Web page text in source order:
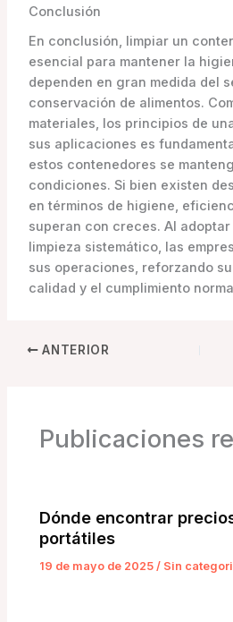
Conclusión
En conclusión, limpiar un
esencial para mantener la
dependen en gran medida del
conservación de alimentos.
materiales, los principios de
sus aplicaciones es
estos contenedores se
condiciones. Si bien existen
en términos de higiene,
superan con creces. Al
limpieza sistemático, las
sus operaciones, reforzando
calidad y el cumplimiento
ANTERIOR
Publicaciones
Dónde encontrar
portátiles
19 de mayo de 2025/ Sin